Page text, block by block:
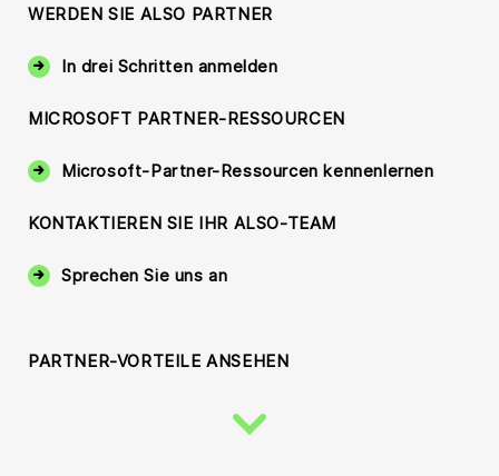
WERDEN SIE ALSO PARTNER
In drei Schritten anmelden
MICROSOFT PARTNER-RESSOURCEN
Microsoft-Partner-Ressourcen kennenlernen
KONTAKTIEREN SIE IHR ALSO-TEAM
Sprechen Sie uns an
PARTNER-VORTEILE ANSEHEN